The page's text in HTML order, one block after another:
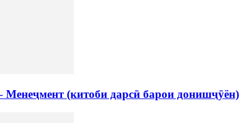
Менеҷмент (китоби дарсӣ барои донишҷӯён)